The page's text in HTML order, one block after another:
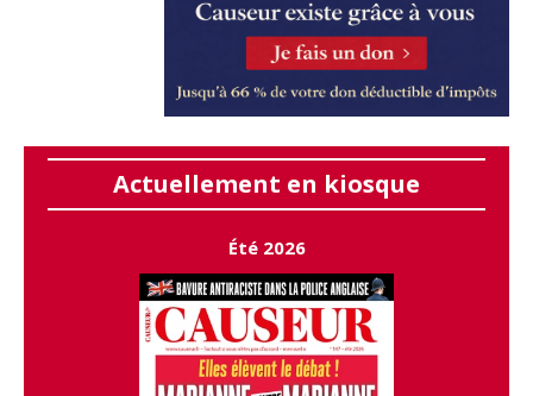
Actuellement en kiosque
Été 2026